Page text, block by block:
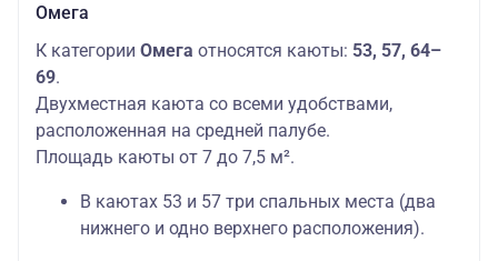
Омега
К категории Омега относятся каюты: 53, 57, 64–
69.
Двухместная каюта со всеми удобствами,
расположенная на средней палубе.
Площадь каюты от 7 до 7,5 м².
В каютах 53 и 57 три спальных места (два
нижнего и одно верхнего расположения).